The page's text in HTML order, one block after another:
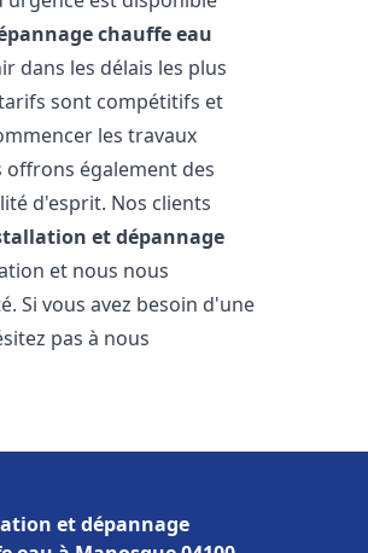
chauffe eau
dans les délais les plus
sont compétitifs et
les travaux
offrons également des
d'esprit. Nos clients
et dépannage
et nous nous
Si vous avez besoin d'une
pas à nous
et dépannage